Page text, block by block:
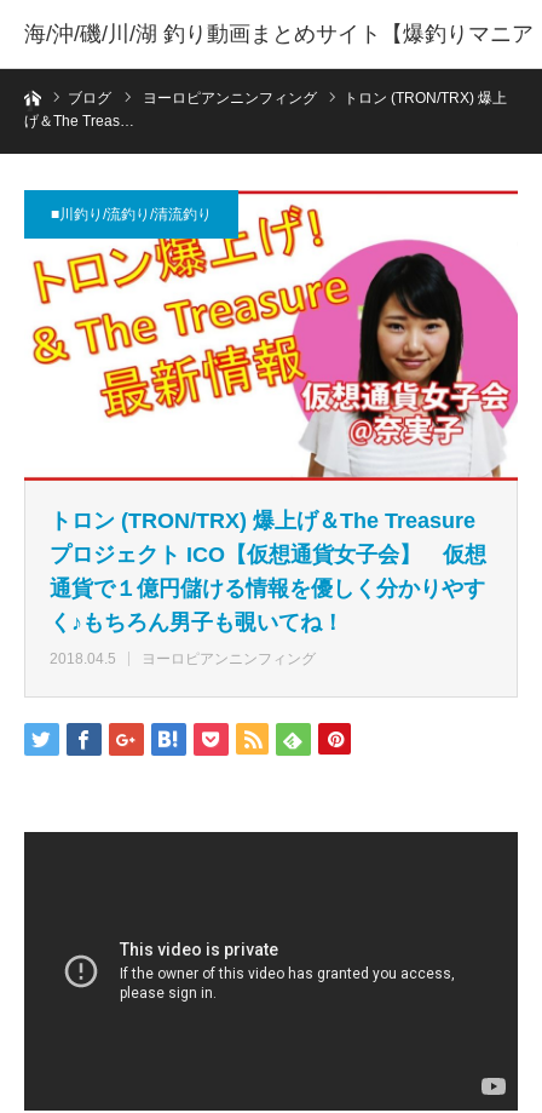
海/沖/磯/川/湖 釣り動画まとめサイト【爆釣りマニア
】ホームブログ ヨーロピアンニンフィング
トロン (TRON/TRX) 爆上
げ＆The Treas…
■川釣り/流釣り/清流釣り
トロン (TRON/TRX) 爆上げ＆The Treasure
プロジェクト ICO【仮想通貨女子会】 仮想
通貨で１億円儲ける情報を優しく分かりやす
く♪もちろん男子も覗いてね！
2018.04.5 ヨーロピアンニンフィング